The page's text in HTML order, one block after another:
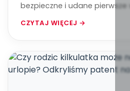
bezpieczne i udane
CZYTAJ WIĘCEJ →